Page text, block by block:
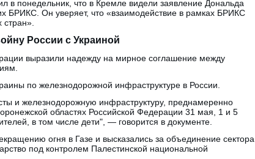
в понедельник, что в Кремле видели заявление Дональда
Он уверяет, что «взаимодействие в рамках БРИКС
России с Украиной
выразили надежду на мирное соглашение между
по железнодорожной инфраструктуре в России.
и железнодорожную инфраструктуру, преднамеренно
областях Российской Федерации 31 мая, 1 и 5
в том числе дети", — говорится в документе.
огня в Газе и высказались за объединение сектора
под контролем Палестинской национальной